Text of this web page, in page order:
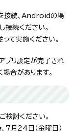
接続、Androidの場
続ください。
て実施ください。
プリ設定が完了され
合があります。
検討ください。
7月24日（金曜日）